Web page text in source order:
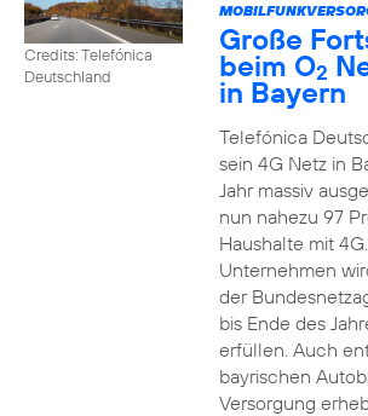
Credits: Telefónica
Deutschland
Große
beim O2
in Bayern
Telefónica
sein 4G Netz in
Jahr massiv
nun nahezu 97
Haushalte mit
Unternehmen
der
bis Ende des
erfüllen. Auch
bayrischen
Versorgung